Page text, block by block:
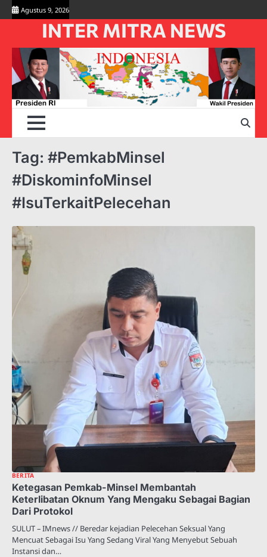
Skip
to
Agustus 9, 2026
INTER MITRA NEWS
Tag: #PemkabMinsel
#DiskominfoMinsel
#IsuTerkaitPelecehan
BERITA
Ketegasan Pemkab-Minsel Membantah
Keterlibatan Oknum Yang Mengaku Sebagai Bagian
Dari Protokol
SULUT – IMnews // Beredar kejadian Pelecehan Seksual Yang
Mencuat Sebagai Isu Yang Sedang Viral Yang Menyebut Sebuah
Instansi dan…